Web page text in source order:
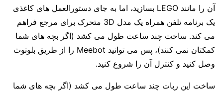
آن را مانند LEGO بسازید، اما به جای دستورالعمل های کاغذی
یک برنامه تلفن همراه یک مدل 3D متحرک برای مرجع فراهم
می کند. ساخت چند ساعت طول می کشد (اگر بچه های شما
کمکتان نمی کنند)، پس می توانید Meebot را از طریق بلوتوث
وصل کنید و کنترل آن را شروع کنید.
ساخت این ربات چند ساعت طول می کشد (اگر بچه های شما